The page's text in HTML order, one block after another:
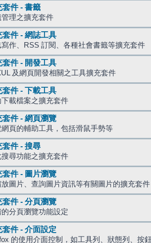
套件 - 書籤
管理之擴充套件
套件 - 網誌工具
寫作、RSS 訂閱、各種社會書籤等擴充套件
套件 - 開發工具
及網頁開發相關之工具擴充套件
套件 - 下載工具
下載檔案之擴充套件
套件 - 網頁瀏覽
網頁的輔助工具，包括滑鼠手勢等
套件 - 搜尋
搜尋功能之擴充套件
套件 - 圖片瀏覽
放圖片、查詢圖片資訊等有關圖片的擴充套件
套件 - 分頁瀏覽
分頁瀏覽功能設定
套件 - 介面設定
的使用介面控制，如工具列、狀態列、按